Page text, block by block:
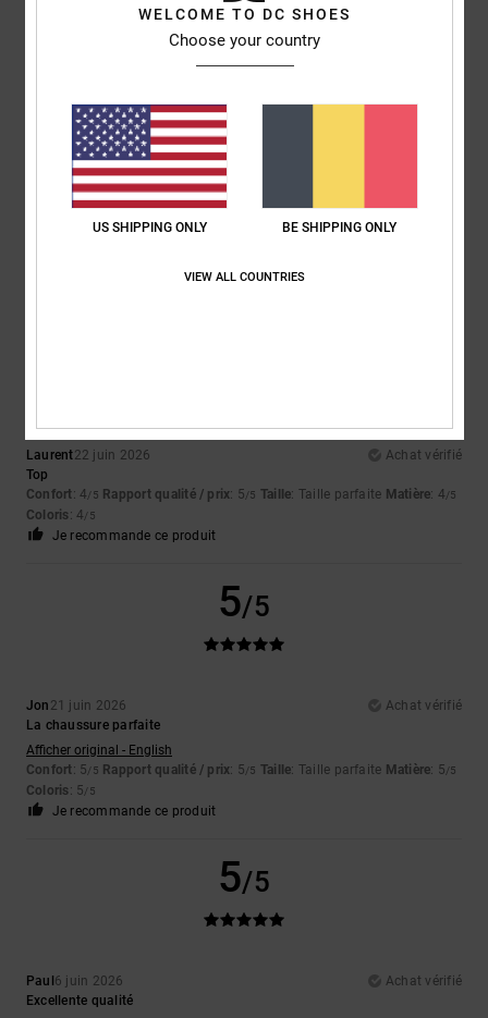
Serait-ce
Afficher original - Dutch
: Petit
5
30 juin 2026
Achat vérifié
Je recommande ce produit
Laurent22 juin 2026
Achat vérifié
Top
Confort: 4/5 Rapport qualité / prix: 5/5 Taille: Taille parfaite Matière: 4/5
Coloris: 4/5
Je recommande ce produit
5/5
Jon 21 juin 2026
Achat vérifié
La chaussure parfaite
Afficher original - English
Confort: 5/5 Rapport qualité / prix: 5/5 Taille: Taille parfaite Matière: 5/5
Coloris: 5/5
Je recommande ce produit
5/5
Paul6 juin 2026
Achat vérifié
Excellente qualité
WELCOME TO DC SHOES
Choose your country
US SHIPPING ONLY BE SHIPPING ONLY
VIEW ALL COUNTRIES